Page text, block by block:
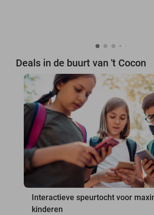
Deals in de buurt van 't Cocon
Interactieve speurtocht voor
kinderen